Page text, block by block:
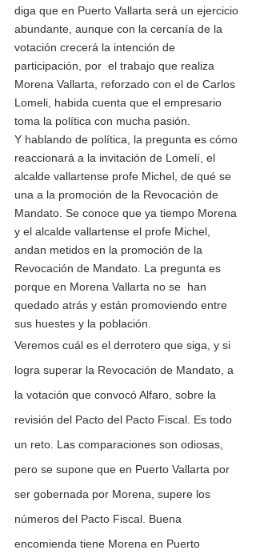
diga que en Puerto Vallarta será un ejercicio
abundante, aunque con la cercanía de la
votación crecerá la intención de
participación, por  el trabajo que realiza
Morena Vallarta, reforzado con el de Carlos
Lomeli, habida cuenta que el empresario
toma la política con mucha pasión.
Y hablando de política, la pregunta es cómo
reaccionará a la invitación de Lomelí, el
alcalde vallartense profe Michel, de qué se
una a la promoción de la Revocación de
Mandato. Se conoce que ya tiempo Morena
y el alcalde vallartense el profe Michel,
andan metidos en la promoción de la
Revocación de Mandato. La pregunta es
porque en Morena Vallarta no se  han
quedado atrás y están promoviendo entre
sus huestes y la población.
Veremos cuál es el derrotero que siga, y si
logra superar la Revocación de Mandato, a
la votación que convocó Alfaro, sobre la
revisión del Pacto del Pacto Fiscal. Es todo
un reto. Las comparaciones son odiosas,
pero se supone que en Puerto Vallarta por
ser gobernada por Morena, supere los
números del Pacto Fiscal. Buena
encomienda tiene Morena en Puerto